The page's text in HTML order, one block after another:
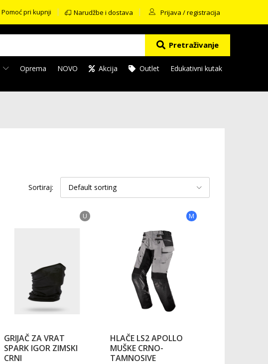
Pomoć pri kupnji Narudžbe i dostava Prijava / registracija
Pretraživanje
Oprema NOVO Akcija Outlet Edukativni kutak
Sortiraj: Default sorting
U
GRIJAČ ZA VRAT
SPARK IGOR ZIMSKI
CRNI
M
HLAČE LS2 APOLLO
MUŠKE CRNO-
TAMNOSIVE